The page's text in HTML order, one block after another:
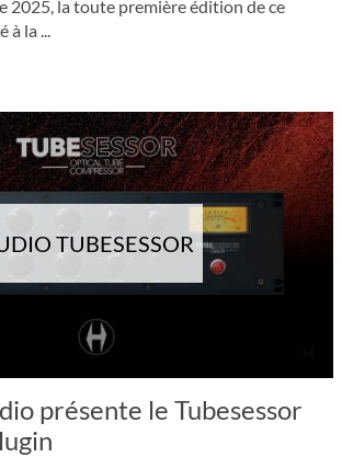
2025, la toute première édition de ce
la ...
TUBESESSOR
présente le Tubesessor